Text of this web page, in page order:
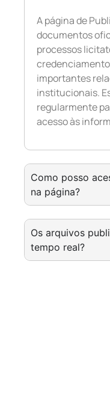
A página de
documentos
processos
importantes
institucionais.
regularmente
acesso às
Como posso
na página?
Os arquivos
tempo real?